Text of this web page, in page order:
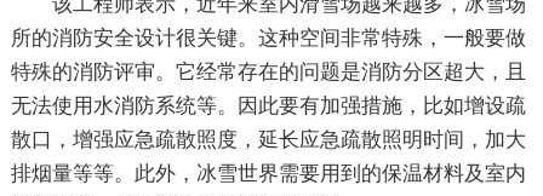
所的消防安全设计很关键。这种空间非常特殊，一般要做
特殊的消防评审。它经常存在的问题是消防分区超大，且
无法使用水消防系统等。因此要有加强措施，比如增设疏
散口，增强应急疏散照度，延长应急疏散照明时间，加大
排烟量等等。此外，冰雪世界需要用到的保温材料及室内